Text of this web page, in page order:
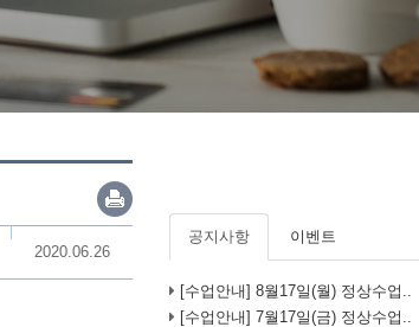
2020.06.26
공지사항 이벤트
[수업안내] 8월17일(월) 정상수업..
[수업안내] 7월17일(금) 정상수업..